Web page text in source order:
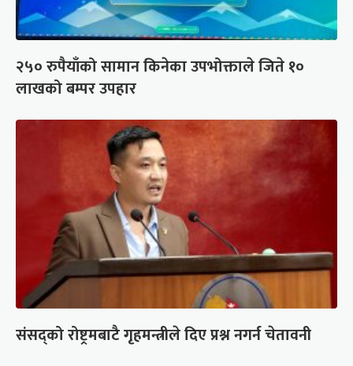
२५० रुपैयाँको सामान किनेका उपभोक्ताले जिते १०
लाखको बम्पर उपहार
संसद्को रोष्ट्रमबाटै गृहमन्त्रीले दिए प्रश्न नगर्न चेतावनी